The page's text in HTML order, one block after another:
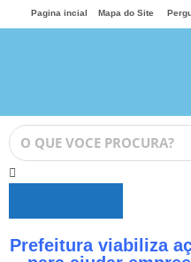
Pagina incial Mapa do Site
Prefeitura viabiliza